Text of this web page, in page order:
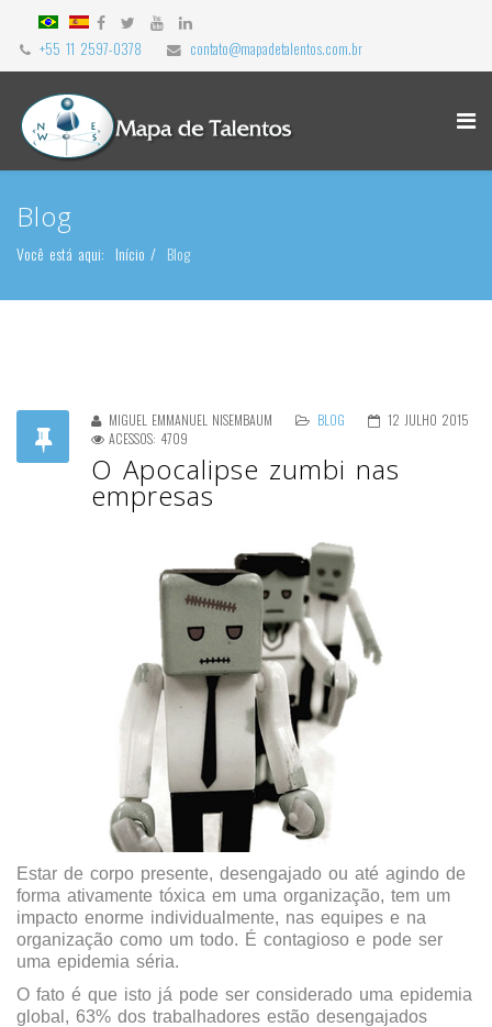
+55 11 2597-0378 contato@mapadetalentos.com.br
Blog
Você está aqui: Início Blog
MIGUEL EMMANUEL NISEMBAUM BLOG
12 JULHO 2015
ACESSOS: 4709
O Apocalipse zumbi nas
empresas
Estar de corpo presente, desengajado ou até agindo de
forma ativamente tóxica em uma organização, tem um
impacto enorme individualmente, nas equipes e na
organização como um todo. É contagioso e pode ser
uma epidemia séria.
O fato é que isto já pode ser considerado uma epidemia
global, 63% dos trabalhadores estão desengajados